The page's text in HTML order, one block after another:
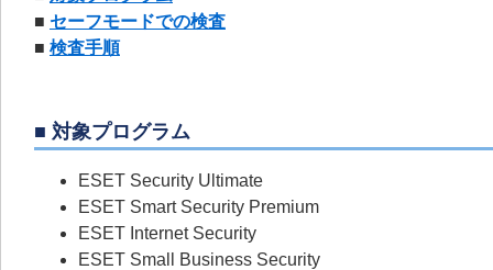
■ セーフモードでの検査
■ 検査手順
■ 対象プログラム
ESET Security Ultimate
ESET Smart Security Premium
ESET Internet Security
ESET Small Business Security